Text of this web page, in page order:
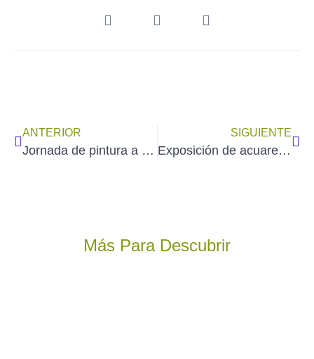
ANTERIOR
Jornada de pintura a la ACUARELA en el Museo del Ferrocarril – Madrid (sábado 29 de noviembre de 2025)
SIGUIENTE
Exposición de acuarelas de ENEDINA RODRÍGUEZ en Hondarribia – Guipúzcoa (del 25/10 al 8/11/2025)
Más Para Descubrir